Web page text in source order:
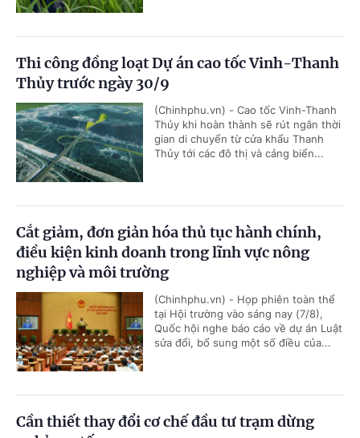
Thi công đồng loạt Dự án cao tốc Vinh-Thanh
Thủy trước ngày 30/9
(Chinhphu.vn) - Cao tốc Vinh-Thanh
Thủy khi hoàn thành sẽ rút ngắn thời
gian di chuyển từ cửa khẩu Thanh
Thủy tới các đô thị và cảng biển...
Cắt giảm, đơn giản hóa thủ tục hành chính,
điều kiện kinh doanh trong lĩnh vực nông
nghiệp và môi trường
(Chinhphu.vn) - Họp phiên toàn thể
tại Hội trường vào sáng nay (7/8),
Quốc hội nghe báo cáo về dự án Luật
sửa đổi, bổ sung một số điều của...
Cần thiết thay đổi cơ chế đầu tư trạm dừng